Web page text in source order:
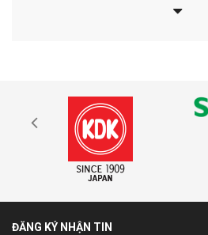
ĐĂNG KÝ NHẬN TIN